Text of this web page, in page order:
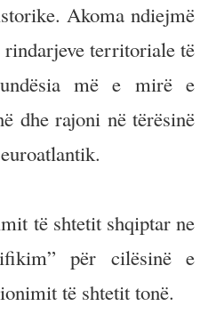
Akoma ndiejmë
rindarjeve territoriale të
më e mirë e
dhe rajoni në tërësinë
të shtetit shqiptar ne
për cilësinë e
të shtetit tonë.